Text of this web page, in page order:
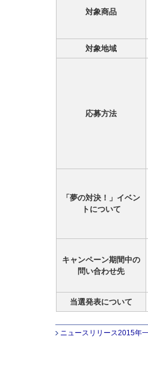
対象商品
対象地域
応募方法
「夢の対決！」イベン
トについて
キャンペーン期間中の
問い合わせ先
当選発表について
ニュースリリース2015年